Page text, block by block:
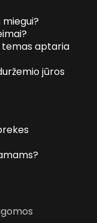
temas aptaria
jūros